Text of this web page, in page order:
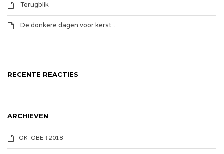
Terugblik
De donkere dagen voor kerst…
RECENTE REACTIES
ARCHIEVEN
OKTOBER 2018